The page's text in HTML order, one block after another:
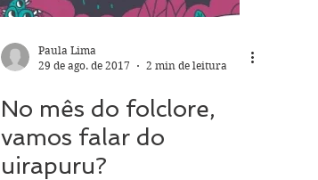
Paula Lima
29 de ago. de 2017
2 min de leitura
No mês do folclore,
vamos falar do
uirapuru?